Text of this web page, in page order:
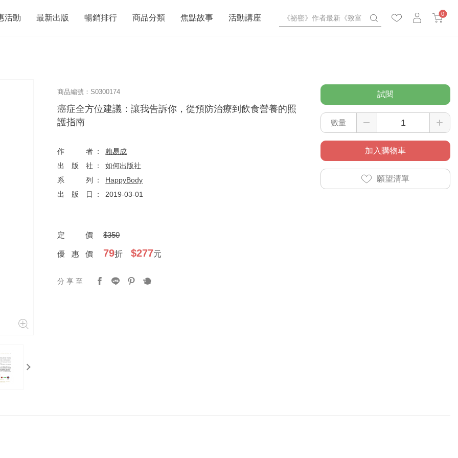
0
活動 最新出版 暢銷排行 商品分類 焦點故事 活動講座
商品編號：S0300174
癌症全方位建議：讓我告訴你，從預防治療到飲食營養的照
護指南
作者
賴易成
出版社
如何出版社
系列
HappyBody
出版日
2019-03-01
定價 $350
優惠價 79折$277元
分享至
試閱
數量
加入購物車
願望清單